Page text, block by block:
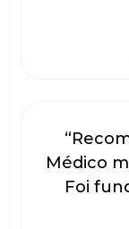
Médico
Foi